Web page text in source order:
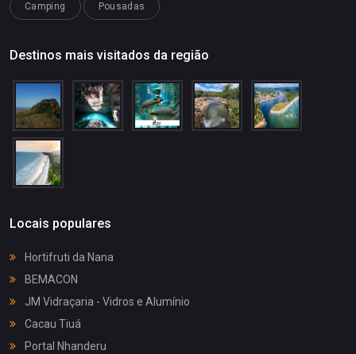
Camping Pousadas
Destinos mais visitados da região
Locais populares
Hortifruti da Nana
BEMACON
JM Vidraçaria - Vidros e Alumínio
Cacau Tiuá
Portal Nhanderu